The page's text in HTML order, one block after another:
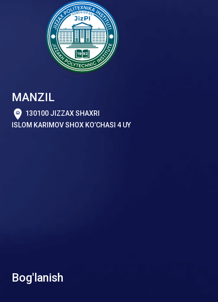
MANZIL
130100 JIZZAX SHAXRI
ISLOM KARIMOV SHOX KO’CHASI 4 UY
Bog'lanish